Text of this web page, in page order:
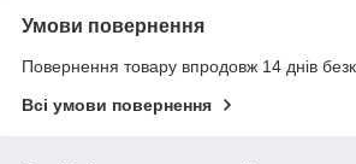
Умови повернення
Повернення товару впродовж 14 днів
Всі умови повернення